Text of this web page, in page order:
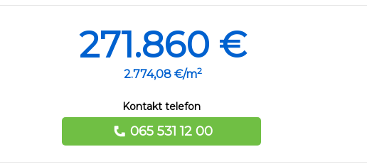
271.860 €
2.774,08 €/m2
Kontakt telefon
065 531 12 00